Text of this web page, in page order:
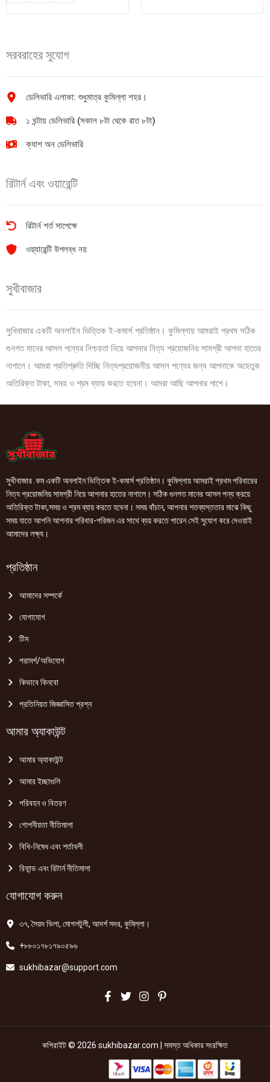
ব্লাকমেট
Rio
সরবরাহের সুযোগ
ডেলিভারি এলাকা: শুধুমাত্র কুমিল্লা শহর।
১ ঘন্টায় ডেলিভারি (সকাল ৮টা থেকে রাত ৮টা)
ক্যাশ অন ডেলিভারি
রিটার্ন এবং ওয়ারেন্টি
রিটার্ন শর্ত সাপেক্ষে
ওয়্যারেন্টি উপলব্ধ নয়
সুখীবাজার
সুখিবাজার একটি অনলাইন ভিত্তিক ই-কমার্স প্রতিষ্ঠান। কুমিল্লায় আমরাই প্রথম সঠিক
গুনগত মানের আসল পন্যের নিশ্চয়তা নিয়ে আপনার নিত্য প্রয়োজনিয় সামগ্রী আপনা হাতের
নাগালে। আমরা প্রতিশ্রুতি দিচ্ছি নিত্যপ্রয়োজনীয় আসল পণ্যের জন্য আপনাকে অহেতুক
অতিরিক্ত টাকা, সময় ও শ্রম ব্যায় করতে হবেনা। আমরা আছি আপনার পাশে।
সুখীবাজার .কম একটি অনলাইন ভিত্তিক ই-কমার্স প্রতিষ্ঠান। কুমিল্লায় আমরাই প্রথম পরিবারের
নিত্য প্রয়োজনিয় সামগ্রী নিয়ে আপনার হাতের নাগালে। সঠিক গুনগত মানের আসল পন্য ক্রয়ে
অতিরিক্ত টাকা,সময় ও শ্রম ব্যায় করতে হবেনা। সময় বাঁচান, আপনার শতব্যস্ততার মাঝে কিছু
সময় যাতে আপনি আপনার পরিবার-পরিজন এর সাথে ব্যয় করতে পারেন সেই সুযোগ করে দেওয়াই
আমাদের লক্ষ্য।
প্রতিষ্ঠান
আমাদের সম্পর্কে
যোগাযোগ
টিম
পরামর্শ/অভিযোগ
কিভাবে কিনবো
প্রতিনিয়ত জিজ্ঞাসিত প্রশ্ন
আমার অ্যাকাউন্ট
আমার অ্যাকাউন্ট
আমার ইচ্ছাগুলি
পরিবহন ও বিতরণ
গোপনীয়তা নীতিমালা
বিধি-নিষেধ এবং শর্তাবলী
রিফান্ড এবং রিটার্ন নীতিমালা
যোগাযোগ করুন
৩৭, সৈয়দ ভিলা, মোগলটুলী, আদর্শ সদর, কুমিল্লা।
+৮৮০১৭৮১৭৯০৫৯৬
sukhibazar@support.com
কপিরাইট © 2026 sukhibazar.com | সমস্ত অধিকার সংরক্ষিত